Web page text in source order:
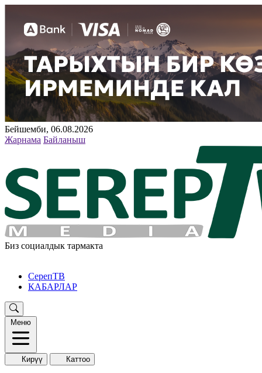
Бейшемби, 06.08.2026
Жарнама Байланыш
Биз социалдык тармакта
СерепТВ
КАБАРЛАР
Меню
Кирүү Каттоо